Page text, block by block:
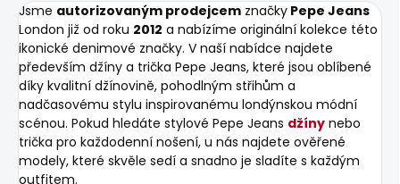
Jsme autorizovaným prodejcem značky Pepe Jeans
London již od roku 2012 a nabízíme originální kolekce této
ikonické denimové značky. V naší nabídce najdete
především džíny a trička Pepe Jeans, které jsou oblíbené
díky kvalitní džínovině, pohodlným střihům a
nadčasovému stylu inspirovanému londýnskou módní
scénou. Pokud hledáte stylové Pepe Jeans džíny nebo
trička pro každodenní nošení, u nás najdete ověřené
modely, které skvěle sedí a snadno je sladíte s každým
outfitem.